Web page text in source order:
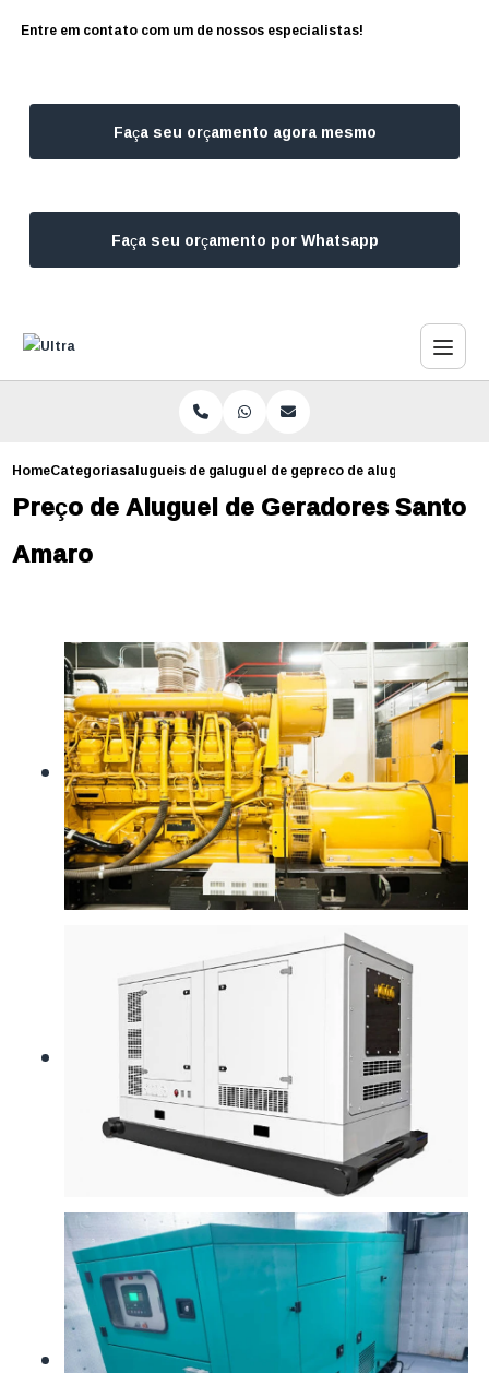
Entre em contato com um de nossos especialistas!
Faça seu orçamento agora mesmo
Faça seu orçamento por Whatsapp
HomeCategoriasalugueis de geradoresaluguel de geradorespreco de aluguel de
Preço de Aluguel de Geradores Santo
Amaro